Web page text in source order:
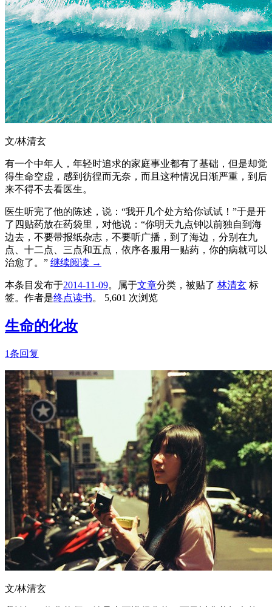
文/林清玄
有一个中年人，年轻时追求的家庭事业都有了基础，但是却觉
得生命空虚，感到彷徨而无奈，而且这种情况日渐严重，到后
来不得不去看医生。
医生听完了他的陈述，说：“我开几个处方给你试试！”于是开
了四贴药放在药袋里，对他说：“你明天九点钟以前独自到海
边去，不要带报纸杂志，不要听广播，到了海边，分别在九
点、十二点、三点和五点，依序各服用一贴药，你的病就可以
治愈了。” 继续阅读 →
本条目发布于2014-11-09。属于文章分类，被贴了 林清玄 标
签。 作者是终点读书。 5,601 次浏览
生命的化妆
1条回复
文/林清玄